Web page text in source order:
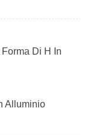
Di H In
Alluminio